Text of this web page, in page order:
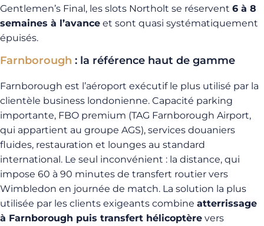
Gentlemen’s Final, les slots Northolt se réservent 6 à 8
semaines à l’avance et sont quasi systématiquement
épuisés.
Farnborough : la référence haut de gamme
Farnborough est l’aéroport exécutif le plus utilisé par la
clientèle business londonienne. Capacité parking
importante, FBO premium (TAG Farnborough Airport,
qui appartient au groupe AGS), services douaniers
fluides, restauration et lounges au standard
international. Le seul inconvénient : la distance, qui
impose 60 à 90 minutes de transfert routier vers
Wimbledon en journée de match. La solution la plus
utilisée par les clients exigeants combine atterrissage
à Farnborough puis transfert hélicoptère vers